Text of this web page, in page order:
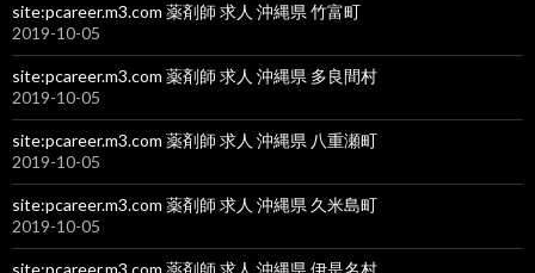
site:pcareer.m3.com 薬剤師 求人 沖縄県 竹富町
2019-10-05
site:pcareer.m3.com 薬剤師 求人 沖縄県 多良間村
2019-10-05
site:pcareer.m3.com 薬剤師 求人 沖縄県 八重瀬町
2019-10-05
site:pcareer.m3.com 薬剤師 求人 沖縄県 久米島町
2019-10-05
site:pcareer.m3.com 薬剤師 求人 沖縄県 伊是名村